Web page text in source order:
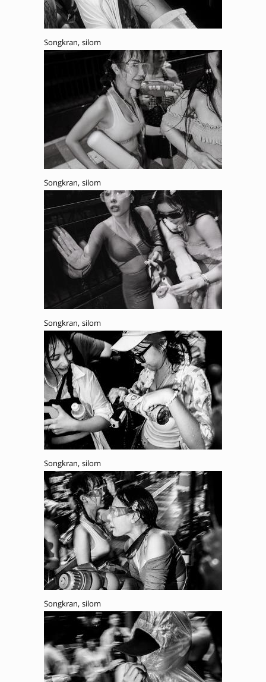
Songkran, silom
Songkran, silom
Songkran, silom
Songkran, silom
Songkran, silom